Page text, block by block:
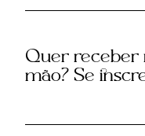
Quer receber
mão? Se